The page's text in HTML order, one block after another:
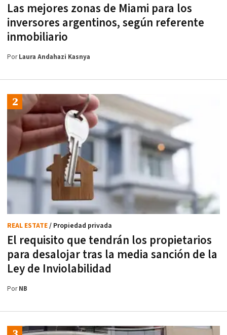
Las mejores zonas de Miami para los
inversores argentinos, según referente
inmobiliario
PorLaura Andahazi Kasnya
El requisito que tendrán los propietarios
para desalojar tras la media sanción de la
Ley de Inviolabilidad
REAL ESTATE/ Propiedad privada
PorNB